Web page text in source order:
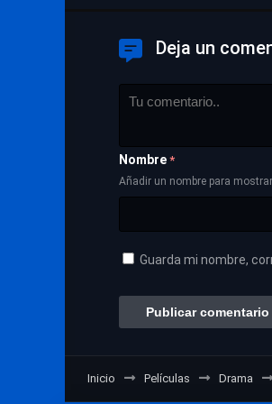
Deja un
Nombre *
Añadir un nombre para mostrar
Guarda mi nombre,
Inicio Películas Drama